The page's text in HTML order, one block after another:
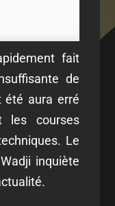
fait
de
été aura erré
les courses
Le
inquiète